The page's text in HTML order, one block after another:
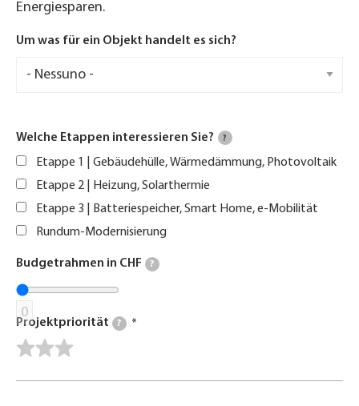
Energiesparen.
Um was für ein Objekt handelt es sich?
Welche Etappen interessieren Sie? ?
Etappe 1 | Gebäudehülle, Wärmedämmung, Photovoltaik
Etappe 2 | Heizung, Solarthermie
Etappe 3 | Batteriespeicher, Smart Home, e-Mobilität
Rundum-Modernisierung
Budgetrahmen in CHF ?
0
Projektpriorität ?